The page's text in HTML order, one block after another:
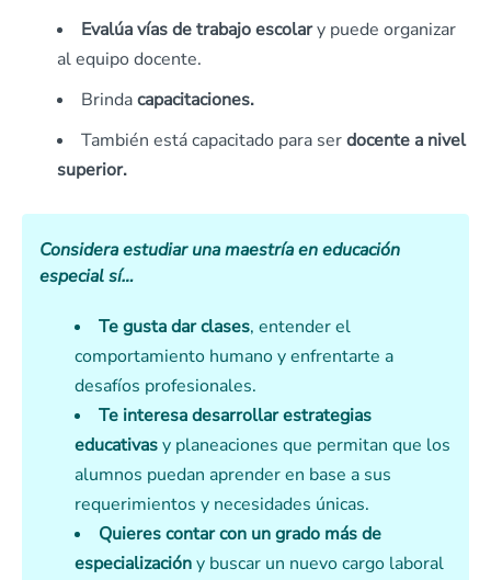
Evalúa vías de trabajo escolary puede organizar
al equipo docente.
Brindacapacitaciones.
También está capacitado para serdocente a nivel
superior.
Considera estudiar una maestría en educación
especial sí…
Te gusta dar clases, entender el
comportamiento humano y enfrentarte a
desafíos profesionales.
Te interesa desarrollar estrategias
educativasy planeaciones que permitan que los
alumnos puedan aprender en base a sus
requerimientos y necesidades únicas.
Quieres contar con un grado más de
especializacióny buscar un nuevo cargo laboral